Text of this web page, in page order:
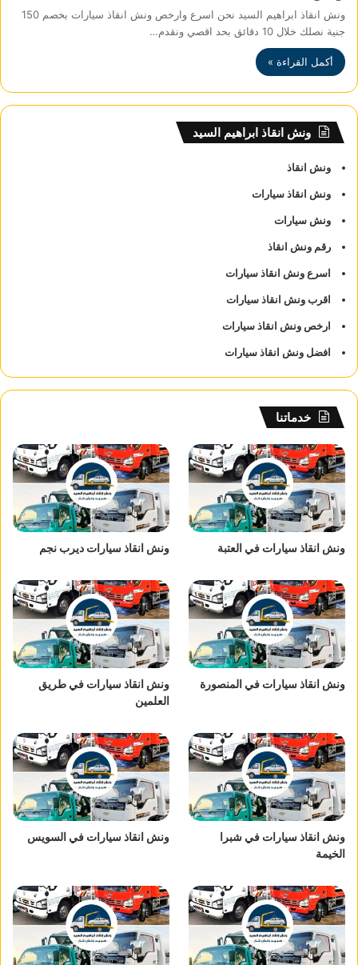
ونش انقاذ ابراهيم السيد نحن اسرع وارخص ونش انقاذ سيارات بخصم 150
جنية نصلك خلال 10 دقائق بحد اقصي ونقدم…
أكمل القراءة »
ونش انقاذ ابراهيم السيد
ونش انقاذ
ونش انقاذ سيارات
ونش سيارات
رقم ونش انقاذ
اسرع ونش انقاذ سيارات
اقرب ونش انقاذ سيارات
ارخص ونش انقاذ سيارات
افضل ونش انقاذ سيارات
خدماتنا
ونش انقاذ سيارات في العتبة ونش انقاذ سيارات ديرب نجم
ونش انقاذ سيارات في المنصورة
ونش انقاذ سيارات في طريق
العلمين
ونش انقاذ سيارات في شبرا
الخيمة
ونش انقاذ سيارات في السويس